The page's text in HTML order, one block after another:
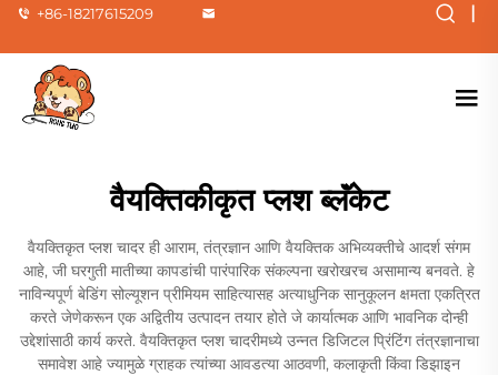
+86-18217615209 |
वैयक्तिकीकृत प्लश ब्लॅंकेट
वैयक्तिकृत प्लश चादर ही आराम, तंत्रज्ञान आणि वैयक्तिक अभिव्यक्तीचे आदर्श संगम
आहे, जी घरगुती मातीच्या कापडांची पारंपारिक संकल्पना खरोखरच असामान्य बनवते. हे
नाविन्यपूर्ण बेडिंग सोल्यूशन प्रीमियम साहित्यासह अत्याधुनिक सानुकूलन क्षमता एकत्रित
करते जेणेकरून एक अद्वितीय उत्पादन तयार होते जे कार्यात्मक आणि भावनिक दोन्ही
उद्देशांसाठी कार्य करते. वैयक्तिकृत प्लश चादरीमध्ये उन्नत डिजिटल प्रिंटिंग तंत्रज्ञानाचा
समावेश आहे ज्यामुळे ग्राहक त्यांच्या आवडत्या आठवणी, कलाकृती किंवा डिझाइन